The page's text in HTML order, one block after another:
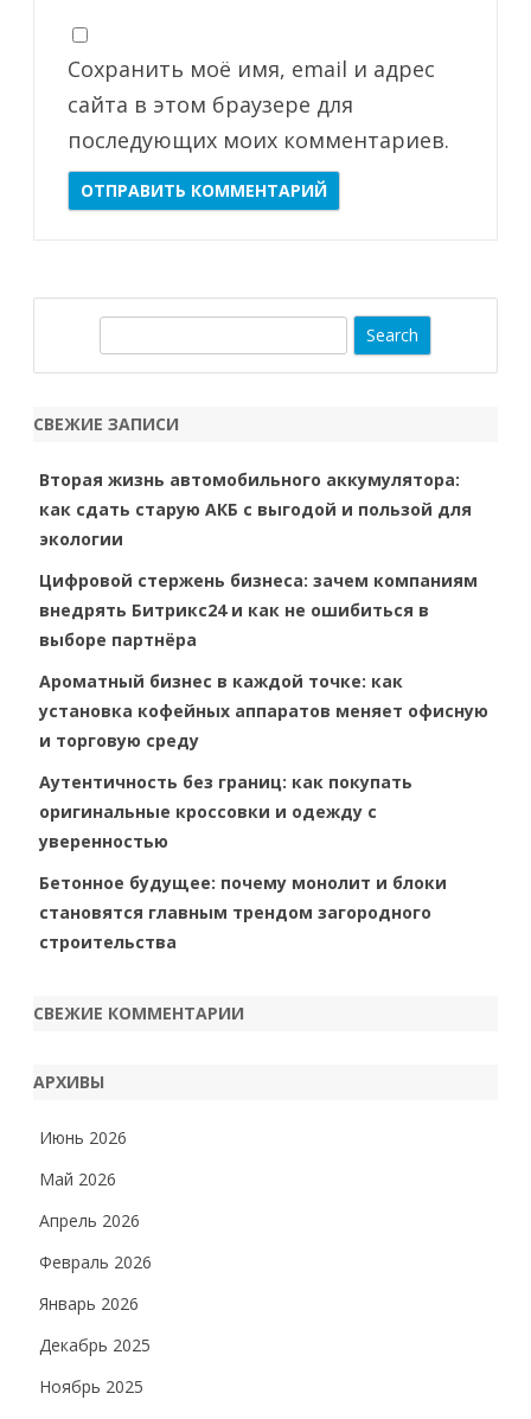
Сохранить моё имя, email и адрес
сайта в этом браузере для
последующих моих комментариев.
r
h
СВЕЖИЕ ЗАПИСИ
Вторая жизнь автомобильного аккумулятора:
как сдать старую АКБ с выгодой и пользой для
экологии
Цифровой стержень бизнеса: зачем компаниям
внедрять Битрикс24 и как не ошибиться в
выборе партнёра
Ароматный бизнес в каждой точке: как
установка кофейных аппаратов меняет офисную
и торговую среду
Аутентичность без границ: как покупать
оригинальные кроссовки и одежду с
уверенностью
Бетонное будущее: почему монолит и блоки
становятся главным трендом загородного
строительства
СВЕЖИЕ КОММЕНТАРИИ
АРХИВЫ
Июнь 2026
Май 2026
Апрель 2026
Февраль 2026
Январь 2026
Декабрь 2025
Ноябрь 2025